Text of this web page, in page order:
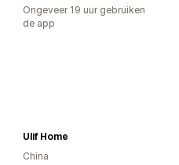
Ongeveer 19 uur gebruiken
de app
Ulif Home
China